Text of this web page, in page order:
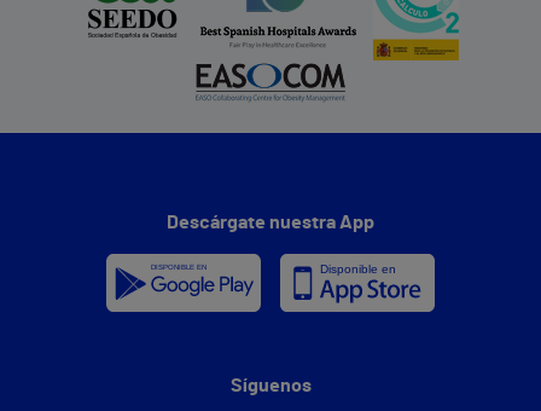
Descárgate nuestra App
Síguenos